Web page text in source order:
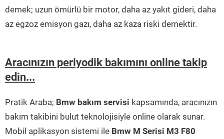
demek; uzun ömürlü bir motor, daha az yakıt gideri, daha
az egzoz emisyon gazı, daha az kaza riski demektir.
Aracınızın periyodik bakımını online takip
edin...
Pratik Araba; Bmw bakım servisi kapsamında, aracınızın
bakım takibini bulut teknolojisiyle online olarak sunar.
Mobil aplikasyon sistemi ile Bmw M Serisi M3 F80